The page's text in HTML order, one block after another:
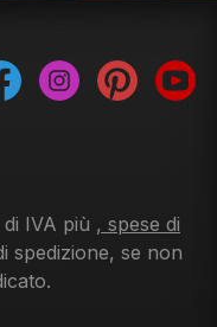
IVA più , spese di
spedizione, se non